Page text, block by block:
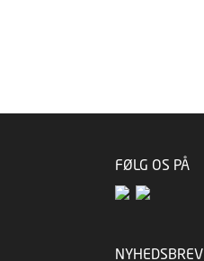
FØLG OS PÅ
NYHEDSBREV